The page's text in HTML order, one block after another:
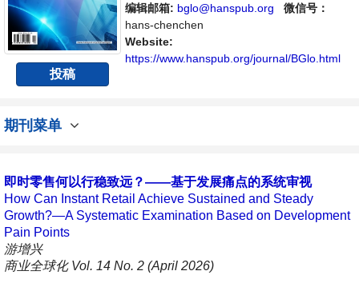
投稿
范围内的科学家、学者、科研人员提供一个传
播、分享和讨论商业领域内不同方向问题与发
展的交流平台。
编辑邮箱: bglo@hanspub.org
微信号：
hans-chenchen
Website:
https://www.hanspub.org/journal/BGlo.html
期刊菜单
即时零售何以行稳致远？——基于发展痛点的系统审视
How Can Instant Retail Achieve Sustained and Steady
Growth?—A Systematic Examination Based on Development
Pain Points
游增兴
商业全球化 Vol. 14 No. 2 (April 2026)